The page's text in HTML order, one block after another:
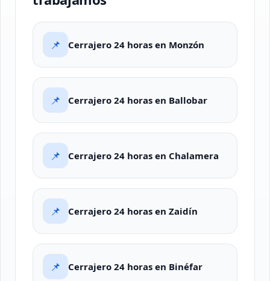
📌 Cerrajero 24 horas en Monzón
📌 Cerrajero 24 horas en Ballobar
📌 Cerrajero 24 horas en Chalamera
📌 Cerrajero 24 horas en Zaidín
📌 Cerrajero 24 horas en Binéfar